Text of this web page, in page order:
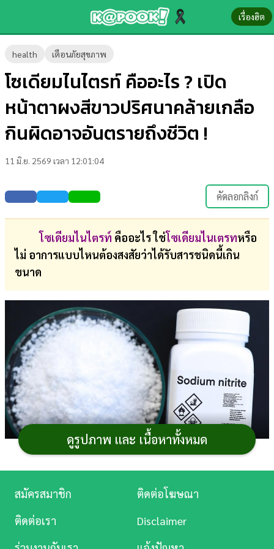
เรื่องฮิต
health เตือนภัยสุขภาพ
โซเดียมไนไตรท์ คืออะไร ? เปิด
หน้าตาผงสีขาวปริศนาคล้ายเกลือ
กินผิดอาจอันตรายถึงชีวิต !
11 มิ.ย. 2569 เวลา 12:01:04
คัดลอกลิงก์
โซเดียมไนไตรท์ คืออะไร ใช่โซเดียมไนเตรทหรือ
ไม่ อาการแบบไหนต้องสงสัยว่าได้รับสารชนิดนี้เกิน
ขนาด
จากเหตุการณ์ที่เจ้าของร้านอาหารนำผงสีขาวมาใส่ใน
น้ำซุปก๋วยเตี๋ยวโดยเข้าใจว่าเป็นเกลือ ส่งผลให้ผู้รับประทาน
ดูรูปภาพ และ เนื้อหาทั้งหมด
ข่าว-
ความ
รู้
บันเทิง
ตรวจ
หวย
บอล
สด
การ
ศึกษา
บันเทิง
ดู
หนัง
สมัครสมาชิก
ติดต่อโฆษณา
ติดต่อเรา
Disclaimer